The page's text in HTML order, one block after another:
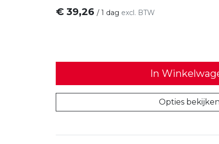
€ 39,26 / 1 dag excl. BTW
In
Opties